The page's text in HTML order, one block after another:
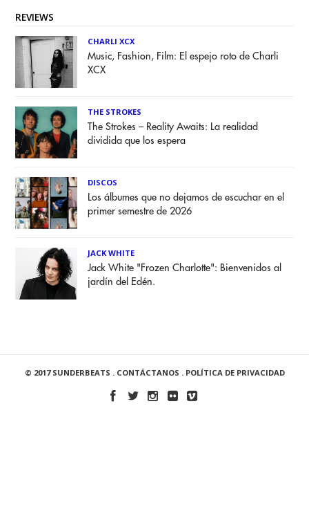
REVIEWS
CHARLI XCX
Music, Fashion, Film: El espejo roto de Charli
XCX
THE STROKES
The Strokes – Reality Awaits: La realidad
dividida que los espera
DISCOS
Los álbumes que no dejamos de escuchar en el
primer semestre de 2026
JACK WHITE
Jack White "Frozen Charlotte": Bienvenidos al
jardín del Edén.
© 2017 SUNDERBEATS . CONTÁCTANOS . POLÍTICA DE PRIVACIDAD